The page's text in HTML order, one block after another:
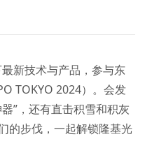
新技术与产品，参与东
TOKYO 2024）。会发
”，还有直击积雪和积灰
的步伐，一起解锁隆基光